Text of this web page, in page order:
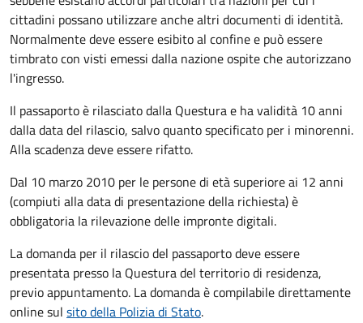
cittadini possano utilizzare anche altri documenti di identità.
Normalmente deve essere esibito al confine e può essere
timbrato con visti emessi dalla nazione ospite che autorizzano
l'ingresso.
Il passaporto è rilasciato dalla Questura e ha validità 10 anni
dalla data del rilascio, salvo quanto specificato per i minorenni.
Alla scadenza deve essere rifatto.
Dal 10 marzo 2010 per le persone di età superiore ai 12 anni
(compiuti alla data di presentazione della richiesta) è
obbligatoria la rilevazione delle impronte digitali.
La domanda per il rilascio del passaporto deve essere
presentata presso la Questura del territorio di residenza,
previo appuntamento. La domanda è compilabile direttamente
online sul sito della Polizia di Stato.